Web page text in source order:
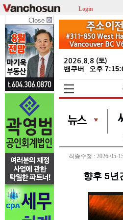
Login
Close
2026.8.8 (토)
밴쿠버 오후
최종수정 : 2026-05-
향후 5년